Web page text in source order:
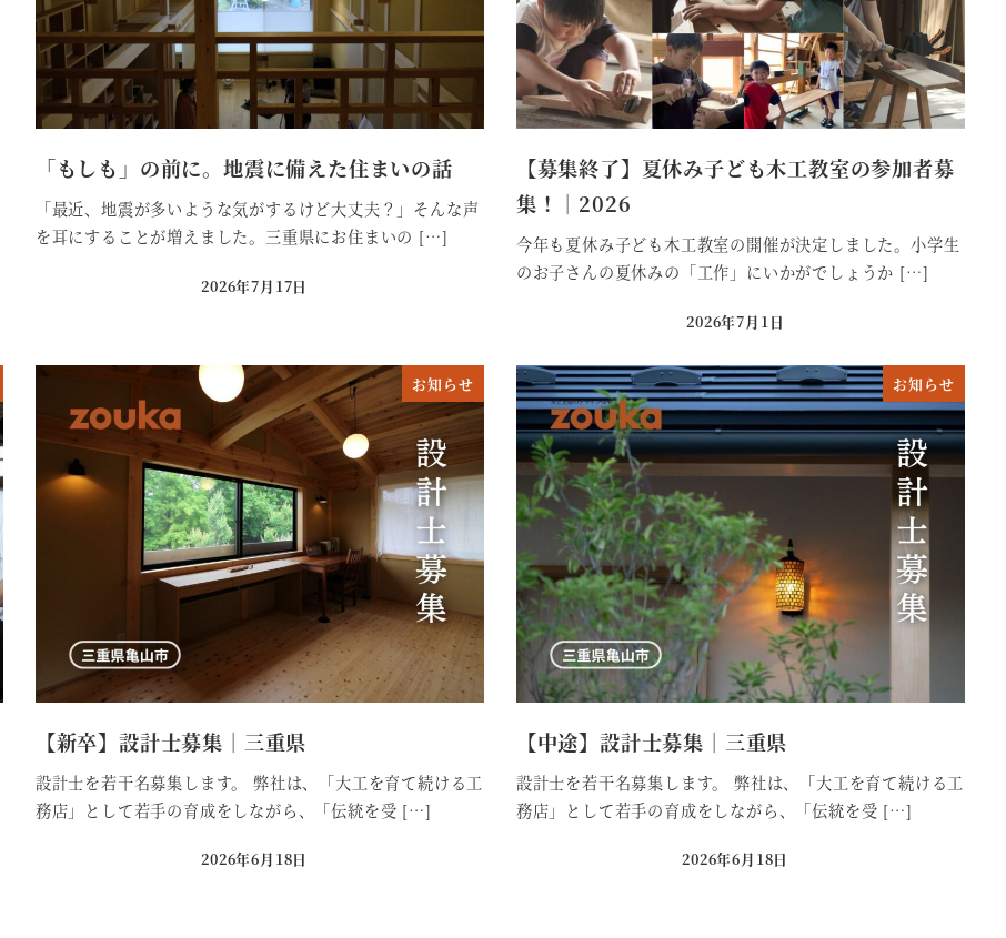
「もしも」の前に。地震に備えた住まいの話
「最近、地震が多いような気がするけど大丈夫？」そんな声
を耳にすることが増えました。三重県にお住まいの […]
投稿日
2026年7月17日
【募集終了】夏休み子ども木工教室の参加者募
集！｜2026
今年も夏休み子ども木工教室の開催が決定しました。小学生
のお子さんの夏休みの「工作」にいかがでしょうか […]
投稿日
2026年7月1日
お知らせ
【新卒】設計士募集｜三重県
設計士を若干名募集します。 弊社は、「大工を育て続ける工
務店」として若手の育成をしながら、「伝統を受 […]
投稿日
2026年6月18日
お知らせ
【中途】設計士募集｜三重県
設計士を若干名募集します。 弊社は、「大工を育て続ける工
務店」として若手の育成をしながら、「伝統を受 […]
投稿日
2026年6月18日